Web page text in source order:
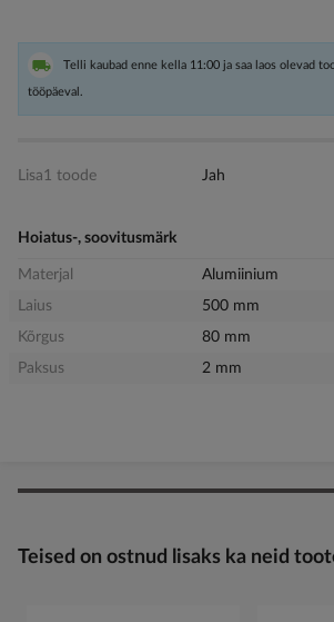
Telli kaubad enne kella 11:00 ja saa laos olevad
tööpäeval.
Lisa1 toode Jah
Hoiatus-, soovitusmärk
Materjal
Alumiinium
Laius
500 mm
Kõrgus
80 mm
Paksus
2 mm
Teised on ostnud lisaks ka neid